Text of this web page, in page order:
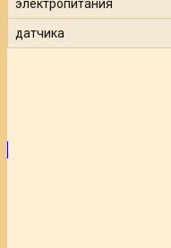
электропитания
датчика